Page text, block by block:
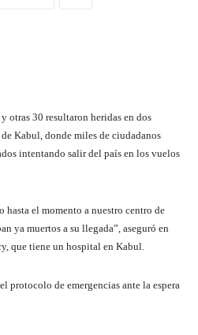
otras 30 resultaron heridas en dos
Kabul, donde miles de ciudadanos
intentando salir del país en los vuelos
hasta el momento a nuestro centro de
ya muertos a su llegada”, aseguró en
que tiene un hospital en Kabul.
protocolo de emergencias ante la espera